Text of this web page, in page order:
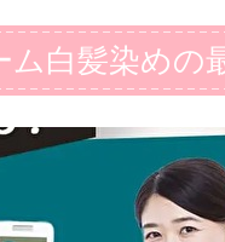
白髪染めの